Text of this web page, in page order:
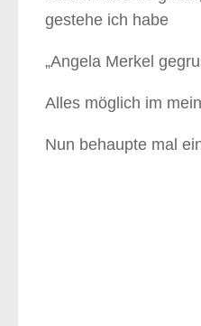
gestehe ich habe
„Angela Merkel
Alles möglich im
Nun behaupte mal